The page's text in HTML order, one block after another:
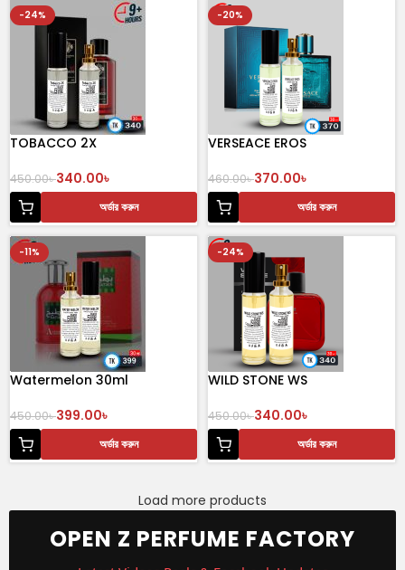
-24%
TOBACCO 2X
450.00৳340.00৳
অর্ডার করুন
-20%
VERSEACE EROS
460.00৳370.00৳
অর্ডার করুন
-11%
Watermelon 30ml
450.00৳399.00৳
অর্ডার করুন
-24%
WILD STONE WS
450.00৳340.00৳
অর্ডার করুন
Load more products
OPEN Z PERFUME FACTORY